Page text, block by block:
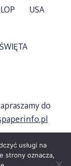
USA
ŚWIĘTA
do
usługi na
strony oznacza,